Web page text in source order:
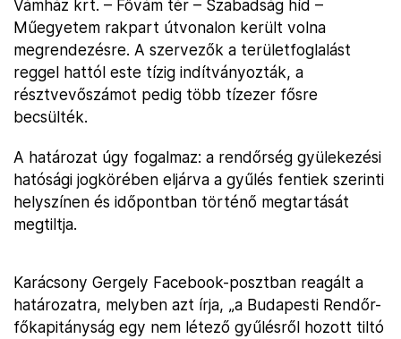
Vámház krt. – Fővám tér – Szabadság híd –
Műegyetem rakpart útvonalon került volna
megrendezésre. A szervezők a területfoglalást
reggel hattól este tízig indítványozták, a
résztvevőszámot pedig több tízezer fősre
becsülték.
A határozat úgy fogalmaz: a rendőrség gyülekezési
hatósági jogkörében eljárva a gyűlés fentiek szerinti
helyszínen és időpontban történő megtartását
megtiltja.
Karácsony Gergely Facebook-posztban reagált a
határozatra, melyben azt írja, „a Budapesti Rendőr-
főkapitányság egy nem létező gyűlésről hozott tiltó